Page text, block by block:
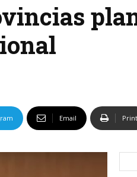
Email Print